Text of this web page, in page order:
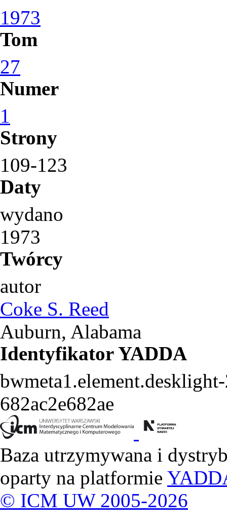
1973
Tom
27
Numer
1
Strony
109-123
Daty
wydano
1973
Twórcy
autor
Coke S. Reed
Auburn, Alabama
Identyfikator YADDA
682ac2e682ae
Baza utrzymywana i
oparty na platformie
© ICM UW 2005-2026